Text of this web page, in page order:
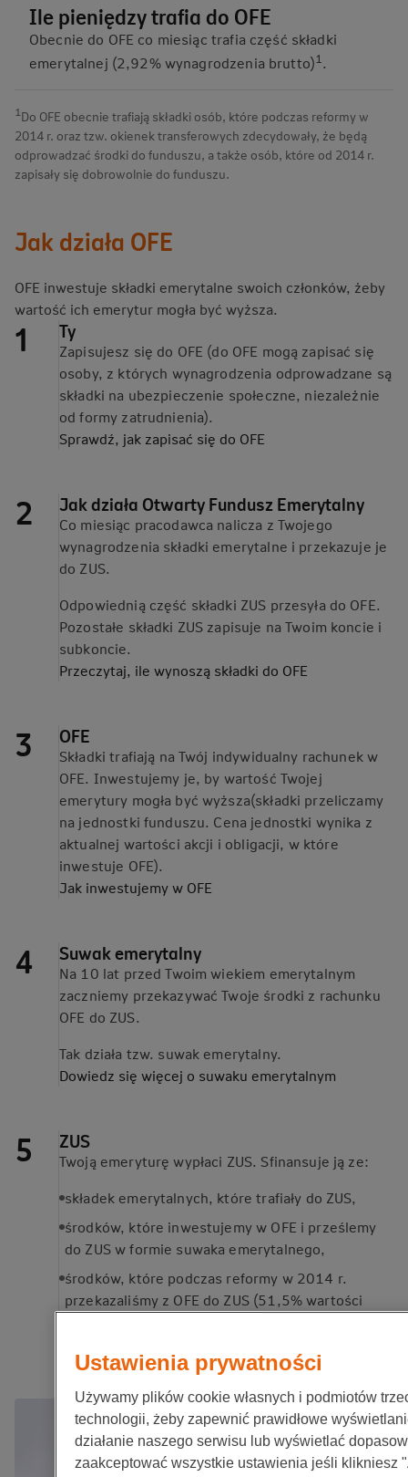
Ile pieniędzy trafia do OFE
Obecnie do OFE co miesiąc trafia część składki
emerytalnej (2,92% wynagrodzenia brutto)1.
1Do OFE obecnie trafiają składki osób, które podczas reformy w
2014 r. oraz tzw. okienek transferowych zdecydowały, że będą
odprowadzać środki do funduszu, a także osób, które od 2014 r.
zapisały się dobrowolnie do funduszu.
Jak działa OFE
OFE inwestuje składki emerytalne swoich członków, żeby
wartość ich emerytur mogła być wyższa.
Ty
Zapisujesz się do OFE (do OFE mogą zapisać się
osoby, z których wynagrodzenia odprowadzane są
składki na ubezpieczenie społeczne, niezależnie
od formy zatrudnienia).
Sprawdź, jak zapisać się do OFE
Jak działa Otwarty Fundusz Emerytalny
Co miesiąc pracodawca nalicza z Twojego
wynagrodzenia składki emerytalne i przekazuje je
do ZUS.
Odpowiednią część składki ZUS przesyła do OFE.
Pozostałe składki ZUS zapisuje na Twoim koncie i
subkoncie.
Przeczytaj, ile wynoszą składki do OFE
OFE
Składki trafiają na Twój indywidualny rachunek w
OFE. Inwestujemy je, by wartość Twojej
emerytury mogła być wyższa(składki przeliczamy
na jednostki funduszu. Cena jednostki wynika z
aktualnej wartości akcji i obligacji, w które
inwestuje OFE).
Jak inwestujemy w OFE
Suwak emerytalny
Na 10 lat przed Twoim wiekiem emerytalnym
zaczniemy przekazywać Twoje środki z rachunku
OFE do ZUS.
Tak działa tzw. suwak emerytalny.
Dowiedz się więcej o suwaku emerytalnym
ZUS
Twoją emeryturę wypłaci ZUS. Sfinansuje ją ze:
składek emerytalnych, które trafiały do ZUS,
środków, które inwestujemy w OFE i prześlemy
do ZUS w formie suwaka emerytalnego,
środków, które podczas reformy w 2014 r.
przekazaliśmy z OFE do ZUS (51,5% wartości
Ustawienia prywatności
Używamy plików cookie własnych i podmiotów
technologii, żeby zapewnić prawidłowe
działanie naszego serwisu lub wyświetlać
zaakceptować wszystkie ustawienia jeśli klikniesz